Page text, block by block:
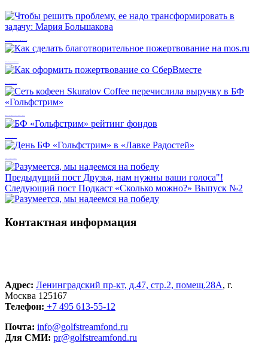
Предыдущий пост Друзья, нам нужны ваши голоса"!
Следующий пост Подкаст «Сколько можно?» Выпуск №2
Контактная информация
Адрес: Ленинградский пр-кт, д.47, стр.2, помещ.28А, г.
Москва 125167
Телефон: +7 495 613-55-12
Почта: info@golfstreamfond.ru
Для СМИ: pr@golfstreamfond.ru